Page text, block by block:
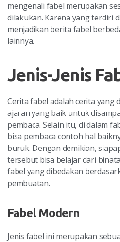
mengenali fabel merupakan
dilakukan. Karena yang terdiri
menjadikan berita fabel
lainnya.
Jenis-Jenis
Cerita fabel adalah cerita yang
ajaran yang baik untuk
pembaca. Selain itu, di dalam
bisa pembaca contoh hal
buruk. Dengan demikian,
tersebut bisa belajar dari
fabel yang dibedakan
pembuatan.
Fabel Modern
Jenis fabel ini merupakan